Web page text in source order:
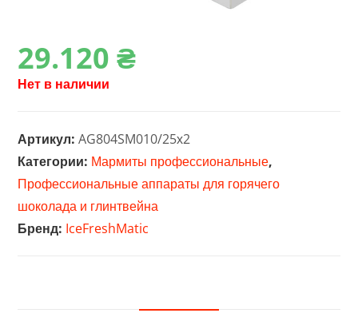
29.120₴
Нет в наличии
Артикул:AG804SM010/25х2
Категории: Мармиты профессиональные,
Профессиональные аппараты для горячего
шоколада и глинтвейна
Бренд: IceFreshMatic